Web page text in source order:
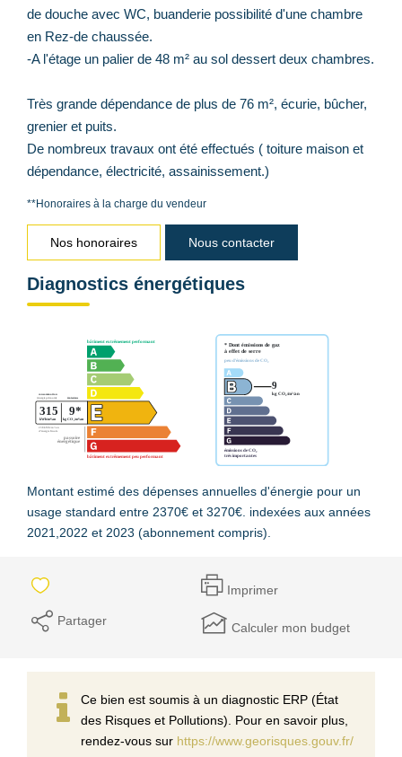
de douche avec WC, buanderie possibilité d'une chambre
en Rez-de chaussée.
-A l'étage un palier de 48 m² au sol dessert deux chambres.
Très grande dépendance de plus de 76 m², écurie, bûcher,
grenier et puits.
De nombreux travaux ont été effectués ( toiture maison et
dépendance, électricité, assainissement.)
**Honoraires à la charge du vendeur
Nos honoraires Nous contacter
Diagnostics énergétiques
Montant estimé des dépenses annuelles d'énergie pour un
usage standard entre 2370€ et 3270€. indexées aux années
2021,2022 et 2023 (abonnement compris).
Imprimer
Partager Calculer mon budget
Ce bien est soumis à un diagnostic ERP (État
des Risques et Pollutions). Pour en savoir plus,
rendez-vous sur https://www.georisques.gouv.fr/